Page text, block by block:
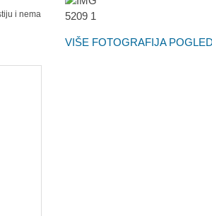
VIŠE FOTOGRAFIJA
i nema